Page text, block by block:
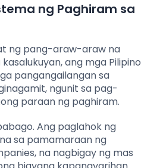
ng Paghiram sa
ng pang-araw-araw na
ang mga Pilipino
pangangailangan sa
ngunit sa pag-
paraan ng paghiram.
Ang paglahok ng
sa pamamaraan ng
na nagbigay ng mas